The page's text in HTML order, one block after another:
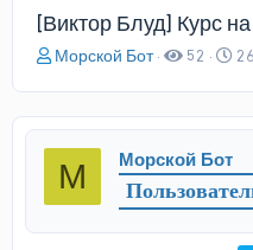
[Виктор Блуд] Курс
А
о
р
е
ы
Морской Бот 52
Д
а
ч
а
л
М Морской Бот